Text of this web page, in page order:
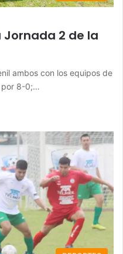
2 de la
ambos con los equipos de
por 8-0;…